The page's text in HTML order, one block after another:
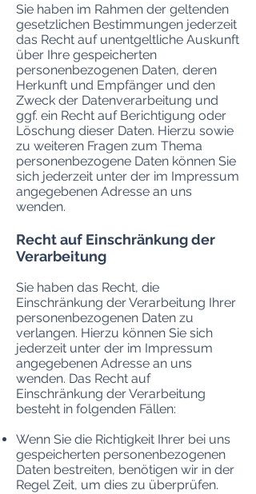
Sie haben im Rahmen der geltenden
gesetzlichen Bestimmungen jederzeit
das Recht auf unentgeltliche Auskunft
über Ihre gespeicherten
personenbezogenen Daten, deren
Herkunft und Empfänger und den
Zweck der Datenverarbeitung und
ggf. ein Recht auf Berichtigung oder
Löschung dieser Daten. Hierzu sowie
zu weiteren Fragen zum Thema
personenbezogene Daten können Sie
sich jederzeit unter der im Impressum
angegebenen Adresse an uns
wenden.
Recht auf Einschränkung der
Verarbeitung
Sie haben das Recht, die
Einschränkung der Verarbeitung Ihrer
personenbezogenen Daten zu
verlangen. Hierzu können Sie sich
jederzeit unter der im Impressum
angegebenen Adresse an uns
wenden. Das Recht auf
Einschränkung der Verarbeitung
besteht in folgenden Fällen:
Wenn Sie die Richtigkeit Ihrer bei uns
gespeicherten personenbezogenen
Daten bestreiten, benötigen wir in der
Regel Zeit, um dies zu überprüfen.